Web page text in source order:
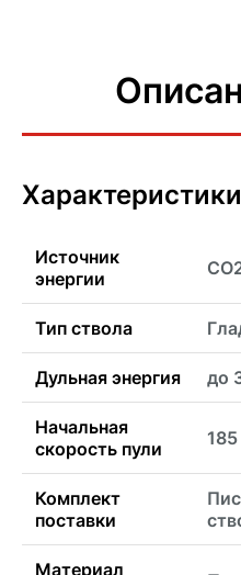
Характеристики
Источник
энергии
Тип ствола
Дульная энергия до
Начальная
скорость пули
Комплект
поставки
Материал